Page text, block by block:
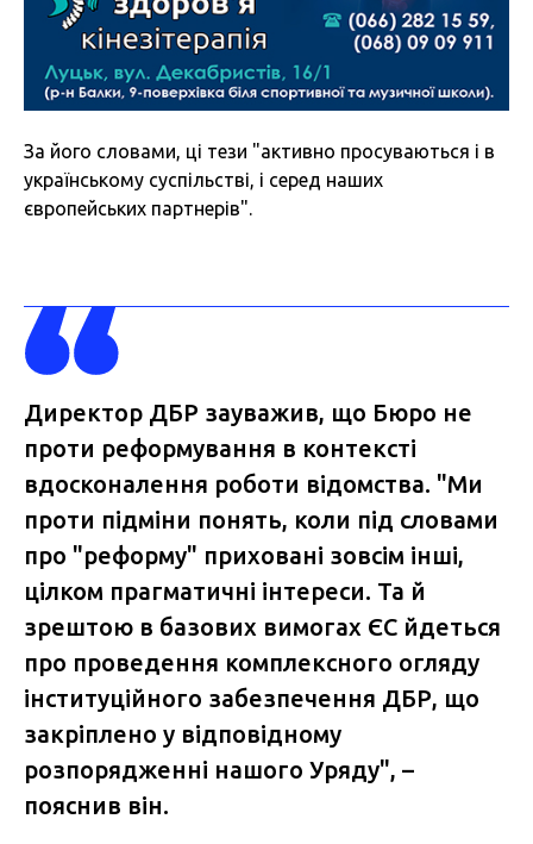
За його словами, ці тези "активно просуваються і в
українському суспільстві, і серед наших
європейських партнерів".
Директор ДБР зауважив, що Бюро не
проти реформування в контексті
вдосконалення роботи відомства. "Ми
проти підміни понять, коли під словами
про "реформу" приховані зовсім інші,
цілком прагматичні інтереси. Та й
зрештою в базових вимогах ЄС йдеться
про проведення комплексного огляду
інституційного забезпечення ДБР, що
закріплено у відповідному
розпорядженні нашого Уряду", –
пояснив він.